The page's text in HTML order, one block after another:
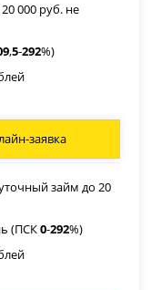
000 руб. не
,5-292%)
заявка
займ до 20
(ПСК0-292%)